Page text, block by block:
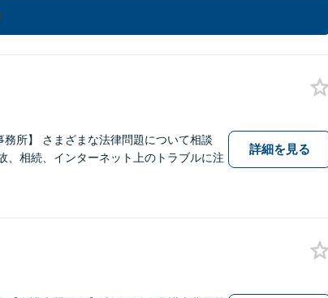
務所】 さまざまな法律問題について相談
、相続、インターネット上のトラブルに注
詳細を見る